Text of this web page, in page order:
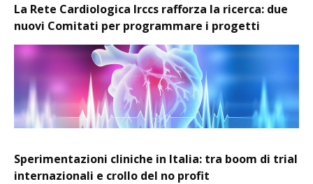
La Rete Cardiologica Irccs rafforza la ricerca: due
nuovi Comitati per programmare i progetti
Sperimentazioni cliniche in Italia: tra boom di trial
internazionali e crollo del no profit